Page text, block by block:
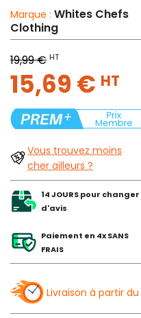
Marque : Whites Chefs
Clothing
19,99 € HT
15,69 € HT
Vous trouvez moins
cher ailleurs ?
14 JOURS pour changer
d'avis
Paiement en 4x SANS
FRAIS
Livraison à partir du